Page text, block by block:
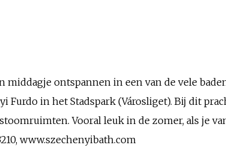
middagje ontspannen in een van de vele
Furdo in het Stadspark (Városliget). Bij dit
Vooral leuk in de zomer, als je
www.szechenyibath.com